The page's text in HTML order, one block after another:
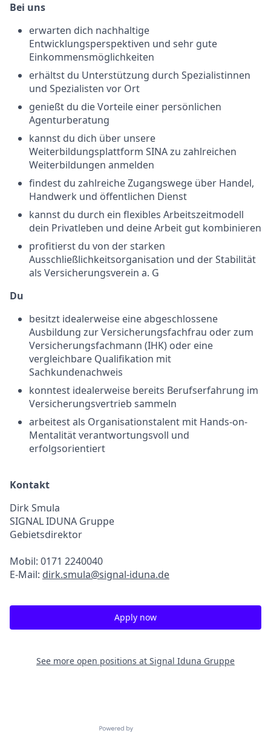
Bei uns
erwarten dich nachhaltige
Entwicklungsperspektiven und sehr gute
Einkommensmöglichkeiten
erhältst du Unterstützung durch Spezialistinnen
und Spezialisten vor Ort
genießt du die Vorteile einer persönlichen
Agenturberatung
kannst du dich über unsere
Weiterbildungsplattform SINA zu zahlreichen
Weiterbildungen anmelden
findest du zahlreiche Zugangswege über Handel,
Handwerk und öffentlichen Dienst
kannst du durch ein flexibles Arbeitszeitmodell
dein Privatleben und deine Arbeit gut kombinieren
profitierst du von der starken
Ausschließlichkeitsorganisation und der Stabilität
als Versicherungsverein a. G
Du
besitzt idealerweise eine abgeschlossene
Ausbildung zur Versicherungsfachfrau oder zum
Versicherungsfachmann (IHK) oder eine
vergleichbare Qualifikation mit
Sachkundenachweis
konntest idealerweise bereits Berufserfahrung im
Versicherungsvertrieb sammeln
arbeitest als Organisationstalent mit Hands-on-
Mentalität verantwortungsvoll und
erfolgsorientiert
Kontakt
Dirk Smula
SIGNAL IDUNA Gruppe
Gebietsdirektor
Mobil: 0171 2240040
E-Mail: dirk.smula@signal-iduna.de
Apply now
See more open positions at Signal Iduna Gruppe